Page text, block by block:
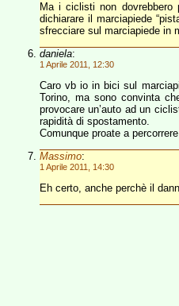
Ma i ciclisti non
dichiarare il marciapiede
sfrecciare sul marciapiede in
daniela:
1 Aprile 2011, 12:30
Caro vb io in bici sul
Torino, ma sono convinta
provocare un’auto ad un
rapidità di spostamento.
Comunque proate a
Massimo:
1 Aprile 2011, 14:30
Eh certo, anche perchè il